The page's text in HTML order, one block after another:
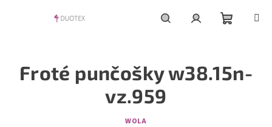
košík
Froté punčošky w38.15n-
vz.959
WOLA